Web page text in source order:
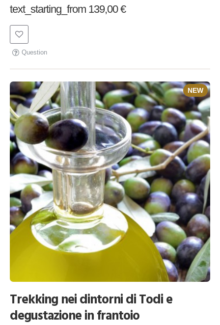
text_starting_from 139,00 €
Question
NEW
Trekking nei dintorni di Todi e
degustazione in frantoio